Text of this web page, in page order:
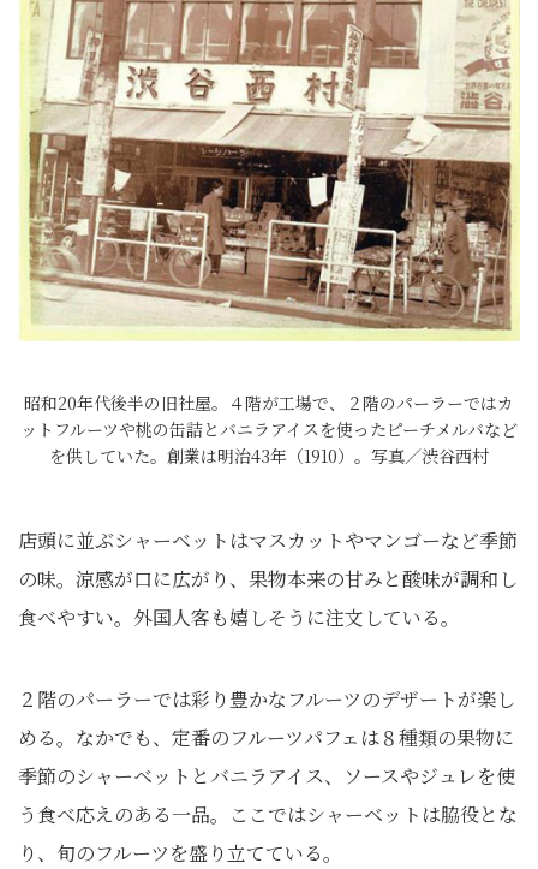
昭和20年代後半の旧社屋。４階が工場で、２階のパーラーではカ
ットフルーツや桃の缶詰とバニラアイスを使ったピーチメルバなど
を供していた。創業は明治43年（1910）。写真／渋谷西村
店頭に並ぶシャーベットはマスカットやマンゴーなど季節
の味。涼感が口に広がり、果物本来の甘みと酸味が調和し
食べやすい。外国人客も嬉しそうに注文している。
２階のパーラーでは彩り豊かなフルーツのデザートが楽し
める。なかでも、定番のフルーツパフェは８種類の果物に
季節のシャーベットとバニラアイス、ソースやジュレを使
う食べ応えのある一品。ここではシャーベットは脇役とな
り、旬のフルーツを盛り立てている。